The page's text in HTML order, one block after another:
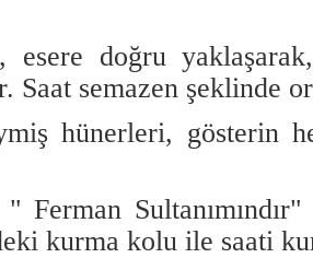
esere doğru
Saat semazen şeklinde
hünerleri, gösterin
Ferman
kurma kolu ile saati